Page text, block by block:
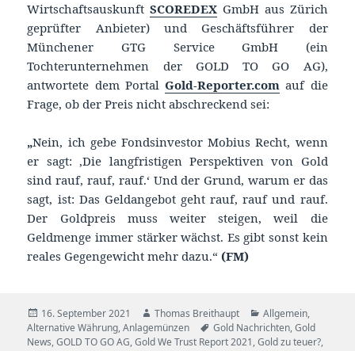
WirtschaftsauskunftSCOREDEX GmbH aus Zürich
geprüfter Anbieter) und Geschäftsführer der
Münchener GTG Service GmbH (ein
Tochterunternehmen der GOLD TO GO AG),
antwortete dem PortalGold-Reporter.com auf die
Frage, ob der Preis nicht abschreckend sei:
„Nein, ich gebe Fondsinvestor Mobius Recht, wenn
er sagt: ‚Die langfristigen Perspektiven von Gold
sind rauf, rauf, rauf.‘ Und der Grund, warum er das
sagt, ist: Das Geldangebot geht rauf, rauf und rauf.
Der Goldpreis muss weiter steigen, weil die
Geldmenge immer stärker wächst. Es gibt sonst kein
reales Gegengewicht mehr dazu.“(FM)
Veröffentlicht
am
16. September 2021 Autor
Thomas Breithaupt Kategorien
Allgemein,
Alternative Währung,Anlagemünzen Schlagwörter
Gold Nachrichten,Gold
News,GOLD TO GO AG,Gold We Trust Report 2021,Gold zu teuer?,